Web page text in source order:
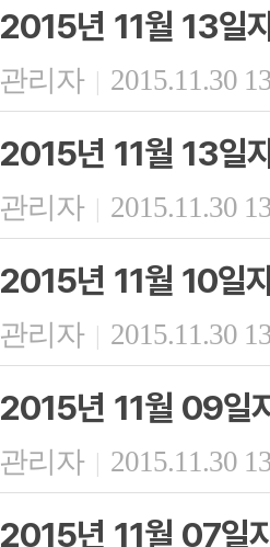
2015년 11월 13일
관리자 | 2015.11.30
2015년 11월 13일
관리자 | 2015.11.30
2015년 11월 10일
관리자 | 2015.11.30
2015년 11월 09일
관리자 | 2015.11.30
2015년 11월 07일